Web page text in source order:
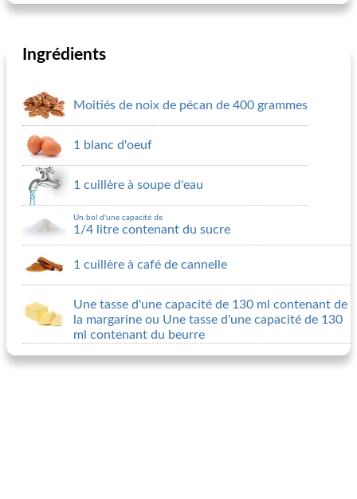
Ingrédients
Moitiés de noix de pécan de 400 grammes
1 blanc d'oeuf
1 cuillère à soupe d'eau
Un bol d'une capacité de
1/4 litre contenant du sucre
1 cuillère à café de cannelle
Une tasse d'une capacité de 130 ml contenant de
la margarine ou Une tasse d'une capacité de 130
ml contenant du beurre